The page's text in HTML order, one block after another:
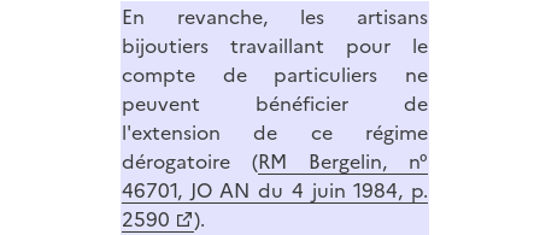
En revanche, les artisans
bijoutiers travaillant pour le
compte de particuliers ne
peuvent bénéficier de
l'extension de ce régime
dérogatoire (RM Bergelin, n°
46701, JO AN du 4 juin 1984, p.
2590
).